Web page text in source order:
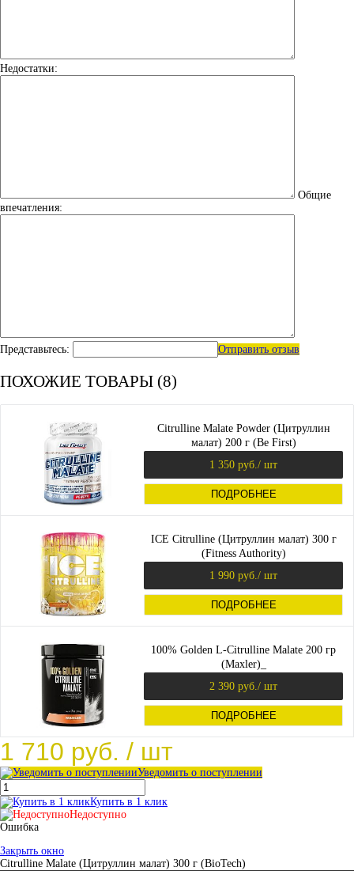
Недостатки:
Общие
впечатления:
Представьтесь: Отправить отзыв
ПОХОЖИЕ ТОВАРЫ (8)
Citrulline Malate Powder (Цитруллин
малат) 200 г (Be First)
1 350 руб. / шт
ПОДРОБНЕЕ
ICE Citrulline (Цитруллин малат) 300 г
(Fitness Authority)
1 990 руб. / шт
ПОДРОБНЕЕ
100% Golden L-Citrulline Malate 200 гр
(Maxler)_
2 390 руб. / шт
ПОДРОБНЕЕ
1 710 руб. / шт
Уведомить о поступлении
Купить в 1 клик
Недоступно
Ошибка
Закрыть окно
Citrulline Malate (Цитруллин малат) 300 г (BioTech)